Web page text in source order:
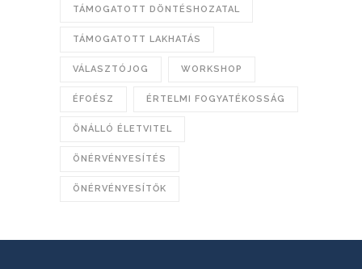
TÁMOGATOTT DÖNTÉSHOZATAL
TÁMOGATOTT LAKHATÁS
VÁLASZTÓJOG WORKSHOP
ÉFOÉSZ ÉRTELMI FOGYATÉKOSSÁG
ÖNÁLLÓ ÉLETVITEL
ÖNÉRVÉNYESÍTÉS
ÖNÉRVÉNYESÍTŐK